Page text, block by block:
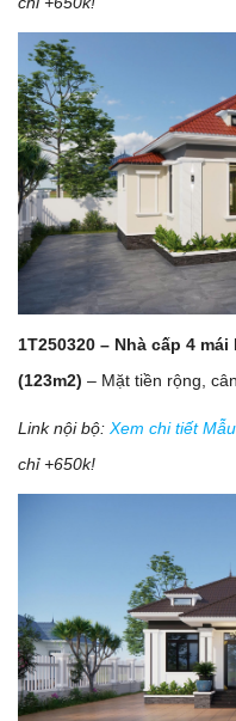
1T250320 – Nhà cấp 4
(123m2) – Mặt tiền rộng,
Link nội bộ: Xem chi tiết
chỉ +650k!